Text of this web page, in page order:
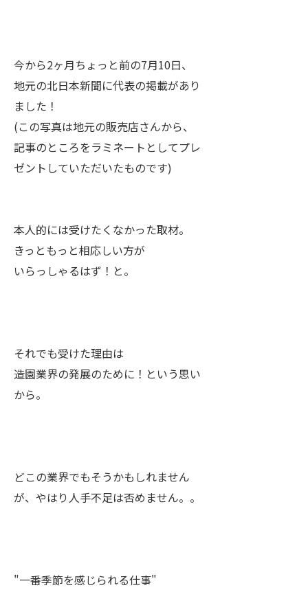
今から2ヶ月ちょっと前の7月10日、
地元の北日本新聞に代表の掲載があり
ました！
(この写真は地元の販売店さんから、
記事のところをラミネートとしてプレ
ゼントしていただいたものです)
本人的には受けたくなかった取材。
きっともっと相応しい方が
いらっしゃるはず！と。
それでも受けた理由は
造園業界の発展のために！という思い
から。
どこの業界でもそうかもしれません
が、やはり人手不足は否めません。。
"一番季節を感じられる仕事"